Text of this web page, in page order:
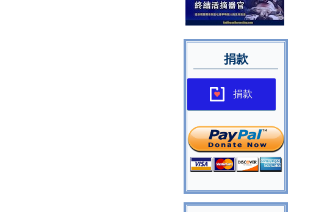
捐款
捐款